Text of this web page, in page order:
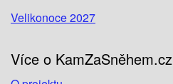
Velikonoce 2027
Více o KamZaSněhem.cz